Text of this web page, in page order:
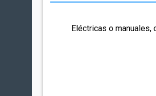
Eléctricas o manuales,